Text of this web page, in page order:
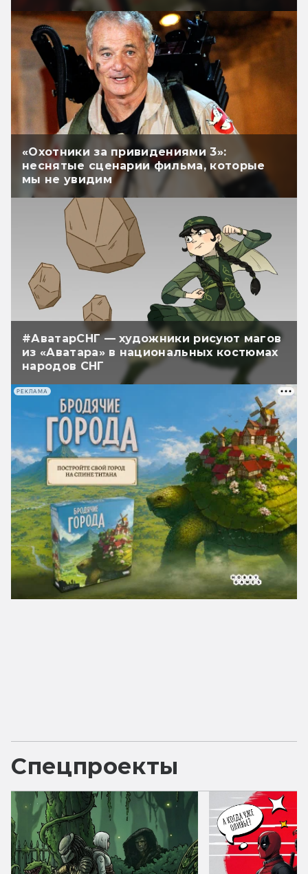
«Охотники за привидениями 3»:
неснятые сценарии фильма, которые
мы не увидим
#АватарСНГ — художники рисуют магов
из «Аватара» в национальных костюмах
народов СНГ
РЕКЛАМА
Спецпроекты